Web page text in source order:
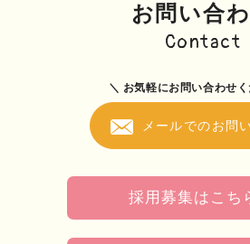
お問い合
Contact
＼ お気軽にお問い合わせ
メールでのお問
採用募集はこち